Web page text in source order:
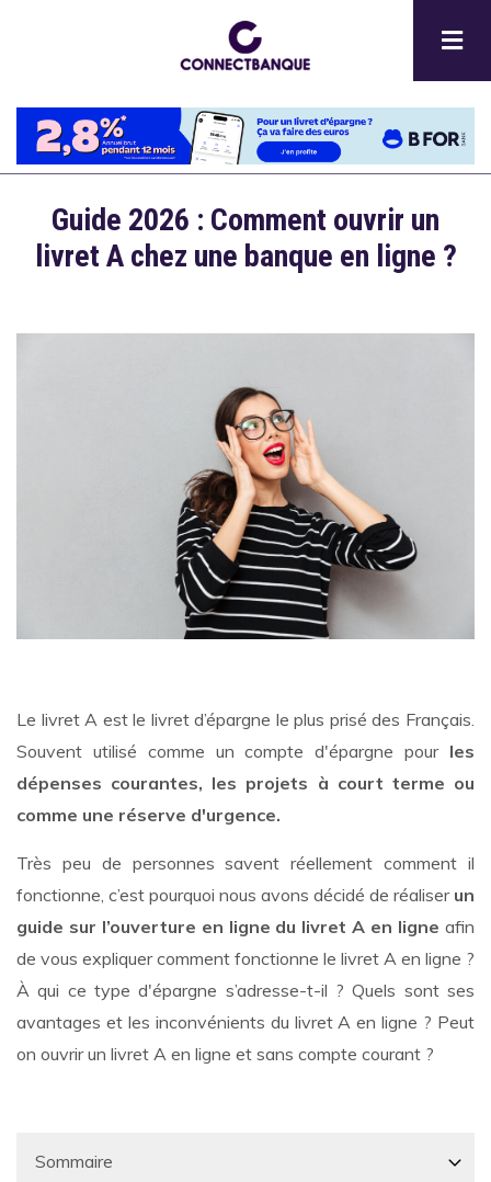
principal
Guide 2026 : Comment ouvrir un
livret A chez une banque en ligne ?
Le livret A est le livret d’épargne le plus prisé des Français.
Souvent utilisé comme un compte d'épargne pour les
dépenses courantes, les projets à court terme ou
comme une réserve d'urgence.
Très peu de personnes savent réellement comment il
fonctionne, c’est pourquoi nous avons décidé de réaliser un
guide sur l’ouverture en ligne du livret A en ligne afin
de vous expliquer comment fonctionne le livret A en ligne ?
À qui ce type d'épargne s’adresse-t-il ? Quels sont ses
avantages et les inconvénients du livret A en ligne ? Peut
on ouvrir un livret A en ligne et sans compte courant ?